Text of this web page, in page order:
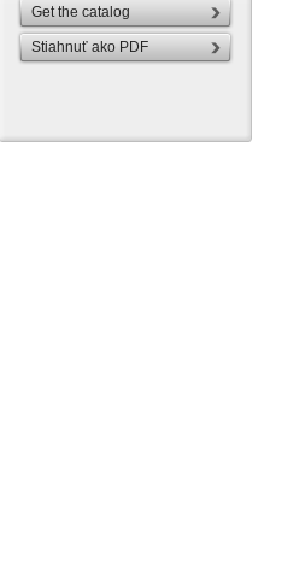
Get the catalog
Stiahnuť ako PDF